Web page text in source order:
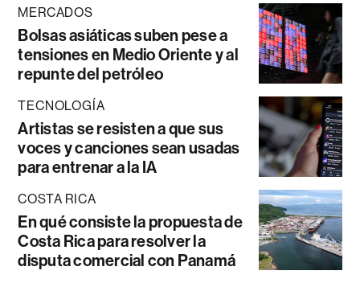
MERCADOS
Bolsas asiáticas suben pese a
tensiones en Medio Oriente y al
repunte del petróleo
TECNOLOGÍA
Artistas se resisten a que sus
voces y canciones sean usadas
para entrenar a la IA
COSTA RICA
En qué consiste la propuesta de
Costa Rica para resolver la
disputa comercial con Panamá